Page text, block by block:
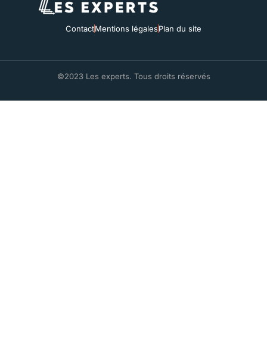
ContactMentions légalesPlan du site
©2023 Les experts. Tous droits réservés